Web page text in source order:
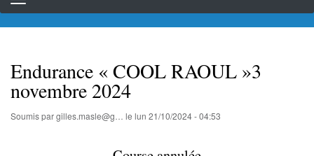
Endurance « COOL RAOUL »3
novembre 2024
Soumis pargilles.masle@g… le lun 21/10/2024 - 04:53